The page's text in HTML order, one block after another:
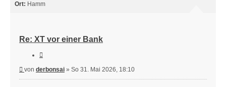
Ort: Hamm
Re: XT vor einer Bank
Beitrag
von derbonsai » So 31. Mai 2026, 18:10